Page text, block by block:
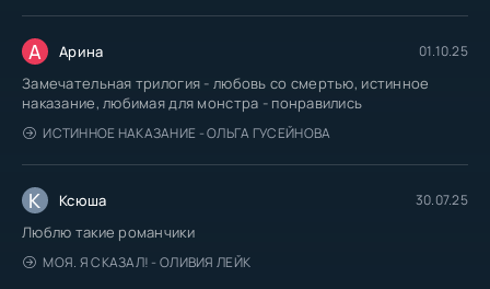
А Арина 01.10.25
Замечательная трилогия - любовь со смертью, истинное
наказание, любимая для монстра - понравились
ИСТИННОЕ НАКАЗАНИЕ - ОЛЬГА ГУСЕЙНОВА
К Ксюша 30.07.25
Люблю такие романчики
МОЯ. Я СКАЗАЛ! - ОЛИВИЯ ЛЕЙК